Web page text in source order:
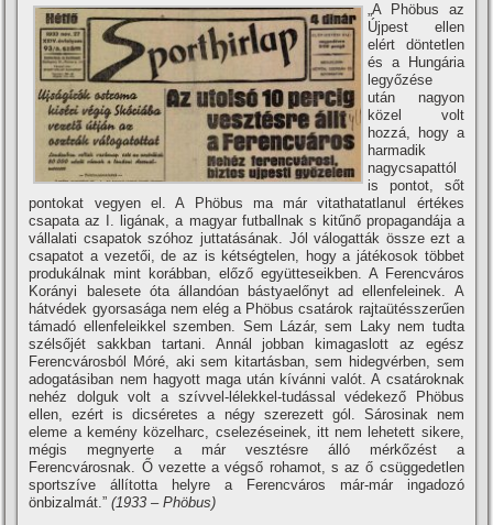
„A Phöbus az
Újpest ellen
elért döntetlen
és a Hungária
legyőzése
után nagyon
közel volt
hozzá, hogy a
harmadik
nagycsapattól
is pontot, sőt
pontokat vegyen el. A Phöbus ma már vitathatatlanul értékes
csapata az I. ligának, a magyar futballnak s kitűnő propagandája a
vállalati csapatok szóhoz juttatásának. Jól válogatták össze ezt a
csapatot a vezetői, de az is kétségtelen, hogy a játékosok többet
produkálnak mint korábban, előző együtteseikben. A Ferencváros
Korányi balesete óta állandóan bástyaelőnyt ad ellenfeleinek. A
hátvédek gyorsasága nem elég a Phöbus csatárok rajtaütésszerűen
támadó ellenfeleikkel szemben. Sem Lázár, sem Laky nem tudta
szélsőjét sakkban tartani. Annál jobban kimagaslott az egész
Ferencvárosból Móré, aki sem kitartásban, sem hidegvérben, sem
adogatásiban nem hagyott maga után kí­vánni valót. A csatároknak
nehéz dolguk volt a szí­vvel-lélekkel-tudással védekező Phöbus
ellen, ezért is dicséretes a négy szerezett gól. Sárosinak nem
eleme a kemény közelharc, cselezéseinek, itt nem lehetett sikere,
mégis megnyerte a már vesztésre álló mérkőzést a
Ferencvárosnak. Ő vezette a végső rohamot, s az ő csüggedetlen
sportszí­ve állí­totta helyre a Ferencváros már-már ingadozó
önbizalmát.”(1933 – Phöbus)